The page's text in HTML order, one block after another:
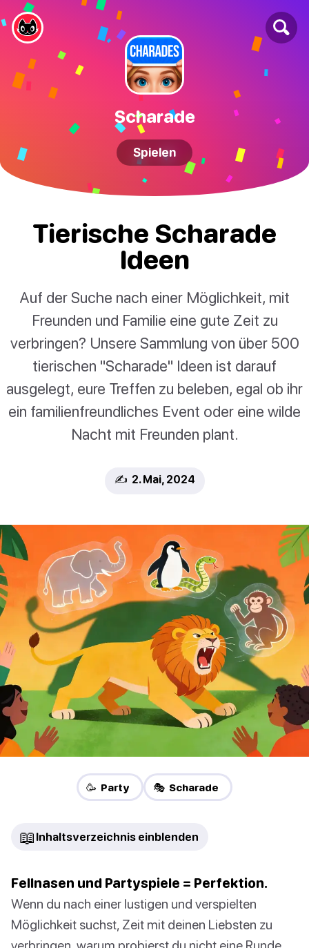
Scharade
Spielen
Tierische Scharade
Ideen
Auf der Suche nach einer Möglichkeit, mit
Freunden und Familie eine gute Zeit zu
verbringen? Unsere Sammlung von über 500
tierischen "Scharade" Ideen ist darauf
ausgelegt, eure Treffen zu beleben, egal ob ihr
ein familienfreundliches Event oder eine wilde
Nacht mit Freunden plant.
✍️ 2. Mai, 2024
🥳 Party 🎭 Scharade
📖 Inhaltsverzeichnis einblenden
Fellnasen und Partyspiele = Perfektion.
Wenn du nach einer lustigen und verspielten
Möglichkeit suchst, Zeit mit deinen Liebsten zu